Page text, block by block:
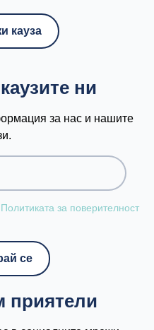
кауза
ни
за нас и нашите
Политиката за поверителност
приятели